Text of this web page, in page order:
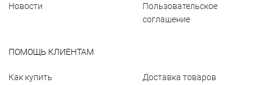
Новости
Пользовательское
соглашение
ПОМОЩЬ КЛИЕНТАМ
Как купить
Доставка товаров